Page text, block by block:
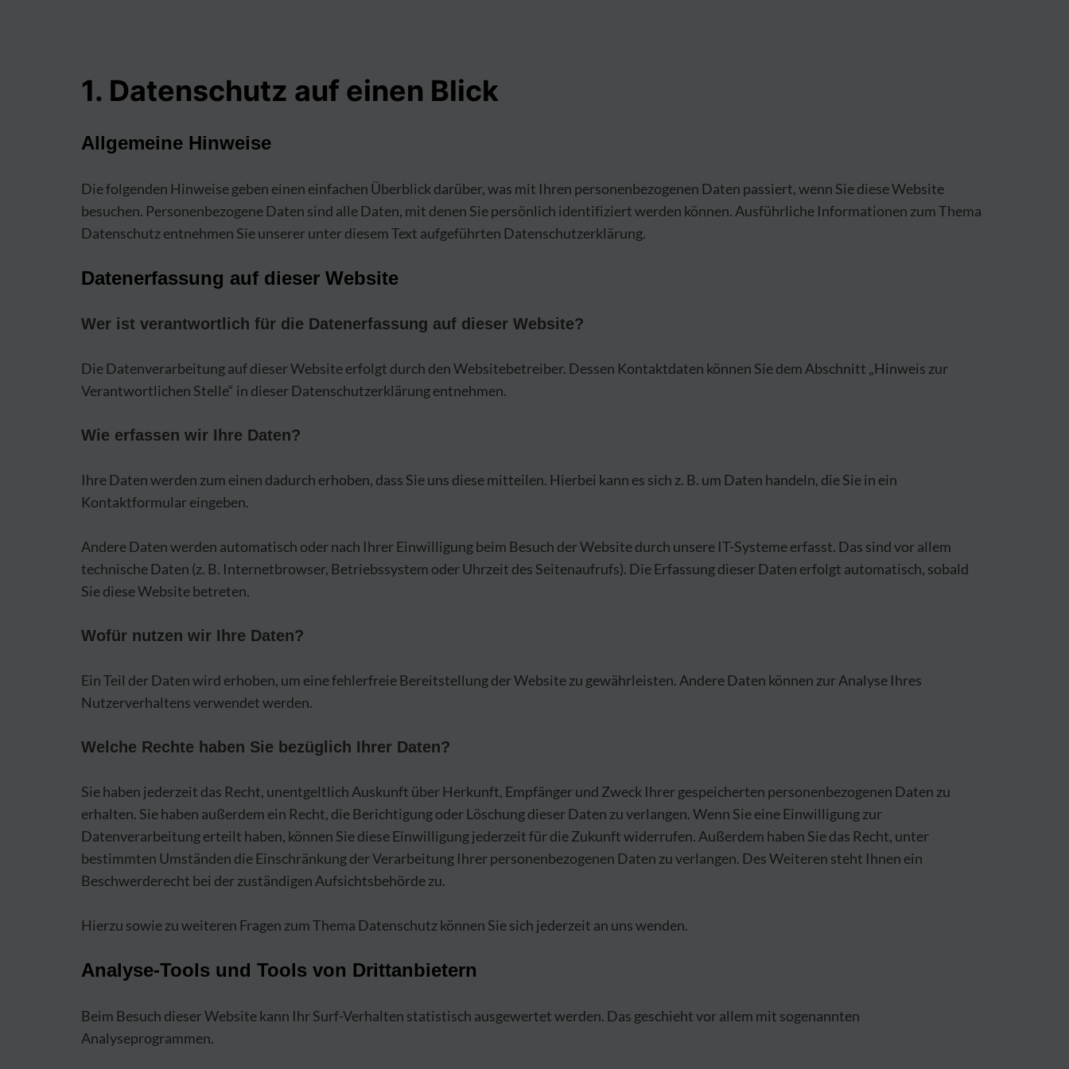
1. Datenschutz auf einen Blick
Allgemeine Hinweise
Die folgenden Hinweise geben einen einfachen Überblick darüber, was mit Ihren personenbezogenen Daten passiert, wenn Sie diese Website
besuchen. Personenbezogene Daten sind alle Daten, mit denen Sie persönlich identifiziert werden können. Ausführliche Informationen zum Thema
Datenschutz entnehmen Sie unserer unter diesem Text aufgeführten Datenschutzerklärung.
Datenerfassung auf dieser Website
Wer ist verantwortlich für die Datenerfassung auf dieser Website?
Die Datenverarbeitung auf dieser Website erfolgt durch den Websitebetreiber. Dessen Kontaktdaten können Sie dem Abschnitt „Hinweis zur
Verantwortlichen Stelle“ in dieser Datenschutzerklärung entnehmen.
Wie erfassen wir Ihre Daten?
Ihre Daten werden zum einen dadurch erhoben, dass Sie uns diese mitteilen. Hierbei kann es sich z. B. um Daten handeln, die Sie in ein
Kontaktformular eingeben.
Andere Daten werden automatisch oder nach Ihrer Einwilligung beim Besuch der Website durch unsere IT-Systeme erfasst. Das sind vor allem
technische Daten (z. B. Internetbrowser, Betriebssystem oder Uhrzeit des Seitenaufrufs). Die Erfassung dieser Daten erfolgt automatisch, sobald
Sie diese Website betreten.
Wofür nutzen wir Ihre Daten?
Ein Teil der Daten wird erhoben, um eine fehlerfreie Bereitstellung der Website zu gewährleisten. Andere Daten können zur Analyse Ihres
Nutzerverhaltens verwendet werden.
Welche Rechte haben Sie bezüglich Ihrer Daten?
Sie haben jederzeit das Recht, unentgeltlich Auskunft über Herkunft, Empfänger und Zweck Ihrer gespeicherten personenbezogenen Daten zu
erhalten. Sie haben außerdem ein Recht, die Berichtigung oder Löschung dieser Daten zu verlangen. Wenn Sie eine Einwilligung zur
Datenverarbeitung erteilt haben, können Sie diese Einwilligung jederzeit für die Zukunft widerrufen. Außerdem haben Sie das Recht, unter
bestimmten Umständen die Einschränkung der Verarbeitung Ihrer personenbezogenen Daten zu verlangen. Des Weiteren steht Ihnen ein
Beschwerderecht bei der zuständigen Aufsichtsbehörde zu.
Hierzu sowie zu weiteren Fragen zum Thema Datenschutz können Sie sich jederzeit an uns wenden.
Analyse-Tools und Tools von Dritt­anbietern
Beim Besuch dieser Website kann Ihr Surf-Verhalten statistisch ausgewertet werden. Das geschieht vor allem mit sogenannten
Analyseprogrammen.